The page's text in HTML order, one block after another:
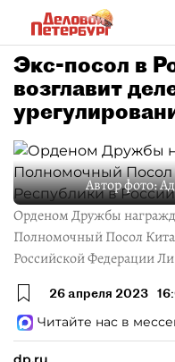
Экс-посол в
возглавит
Автор фото:
Орденом Дружбы
Полномочный Посол
Российской Федерации
26 апреля 2023
Читайте нас в